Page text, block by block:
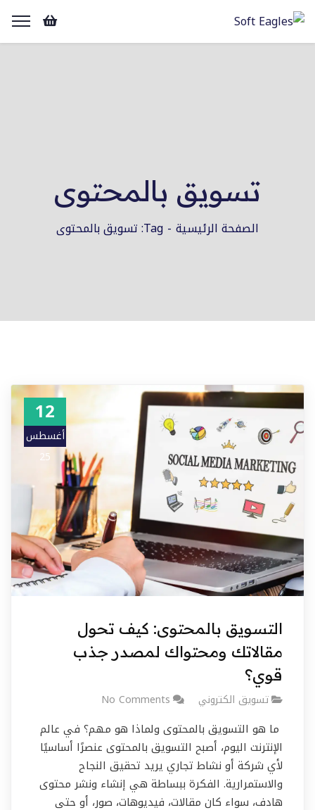
تسويق بالمحتوى
الصفحة الرئيسية Tag: تسويق بالمحتوى
12
أغسطس
25
التسويق بالمحتوى: كيف تحول
مقالاتك ومحتواك لمصدر جذب
قوي؟
تسويق الكتروني No Comments
ما هو التسويق بالمحتوى ولماذا هو مهم؟ في عالم
الإنترنت اليوم، أصبح التسويق بالمحتوى عنصرًا أساسيًا
لأي شركة أو نشاط تجاري يريد تحقيق النجاح
والاستمرارية. الفكرة ببساطة هي إنشاء ونشر محتوى
هادف، سواء كان مقالات، فيديوهات، صور، أو حتى